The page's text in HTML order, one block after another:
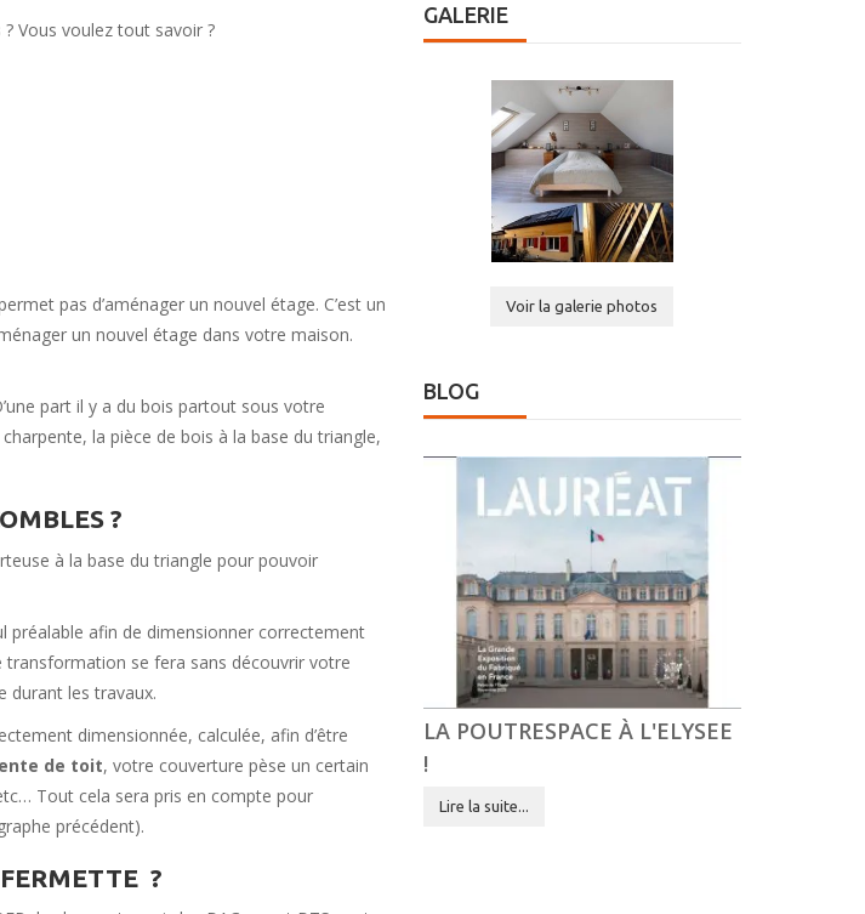
? Vous voulez tout savoir ?
pas d’aménager un nouvel étage. C’est un
un nouvel étage dans votre maison.
part il y a du bois partout sous votre
la pièce de bois à la base du triangle,
?
à la base du triangle pour pouvoir
préalable afin de dimensionner correctement
transformation se fera sans découvrir votre
durant les travaux.
dimensionnée, calculée, afin d’être
de toit, votre couverture pèse un certain
Tout cela sera pris en compte pour
précédent).
FERMETTE ?
GALERIE
Voir la galerie photos
BLOG
LA POUTRESPACE À L'ELYSEE
!
Lire la suite...